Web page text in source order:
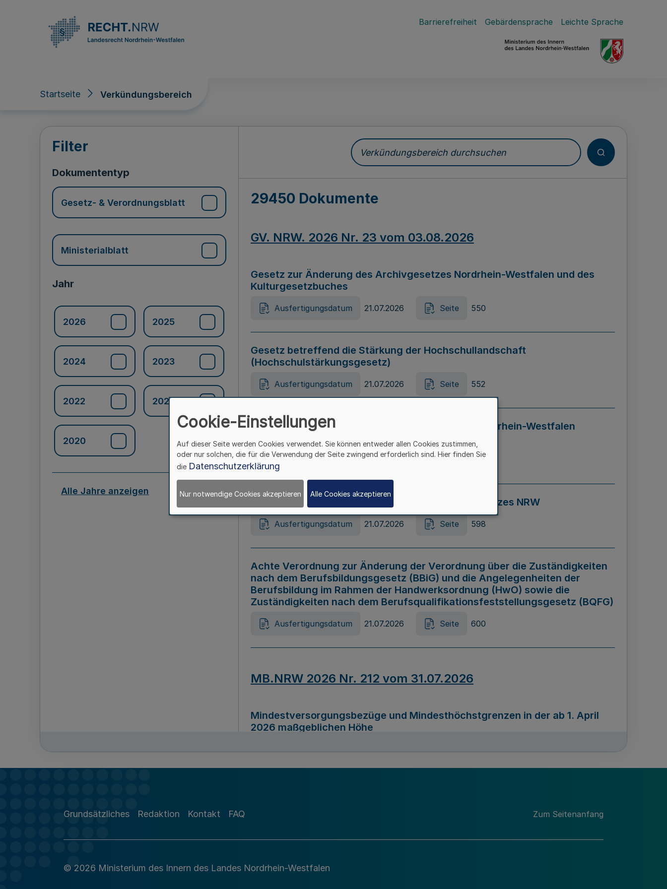
Barrierefreiheit Gebärdensprache Leichte Sprache
Startseite Verkündungsbereich
Verkündungsbereich
Filter
Dokumententyp
Gesetz- & Verordnungsblatt
Ministerialblatt
Jahr
2026 2025
2024 2023
2022 2021
2020
Alle Jahre anzeigen
Verkündungsbereich durchsuchen
29450 Dokumente
GV. NRW. 2026 Nr. 23 vom 03.08.2026
Gesetz zur Änderung des Archivgesetzes Nordrhein-Westfalen und des
Kulturgesetzbuches
Ausfertigungsdatum 21.07.2026 Seite 550
Gesetz betreffend die Stärkung der Hochschullandschaft
(Hochschulstärkungsgesetz)
Ausfertigungsdatum 21.07.2026 Seite 552
Gesetz zur Vermeidung von Diskriminierung in Nordrhein-Westfalen
(Landesantidiskriminierungsgesetz – LADG NRW)
Ausfertigungsdatum 21.07.2026 Seite 595
Gesetz zur Änderung des Online-Casinospiel Gesetzes NRW
Ausfertigungsdatum 21.07.2026 Seite 598
Achte Verordnung zur Änderung der Verordnung über die Zuständigkeiten
nach dem Berufsbildungsgesetz (BBiG) und die Angelegenheiten der
Berufsbildung im Rahmen der Handwerksordnung (HwO) sowie die
Zuständigkeiten nach dem Berufsqualifikationsfeststellungsgesetz (BQFG)
Ausfertigungsdatum 21.07.2026 Seite 600
MB.NRW 2026 Nr. 212 vom 31.07.2026
Mindestversorgungsbezüge und Mindesthöchstgrenzen in der ab 1. April
2026 maßgeblichen Höhe
Richtlinie zur Durchführung des Förderprogramms „Mittelstand Innovativ &
Grundsätzliches Redaktion Kontakt FAQ Zum Seitenanfang
© 2026 Ministerium des Innern des Landes Nordrhein-Westfalen
Cookie-Einstellungen
Auf dieser Seite werden Cookies verwendet. Sie können entweder allen Cookies zustimmen,
oder nur solchen, die für die Verwendung der Seite zwingend erforderlich sind. Hier finden Sie
die Datenschutzerklärung
Nur notwendige Cookies akzeptieren Alle Cookies akzeptieren